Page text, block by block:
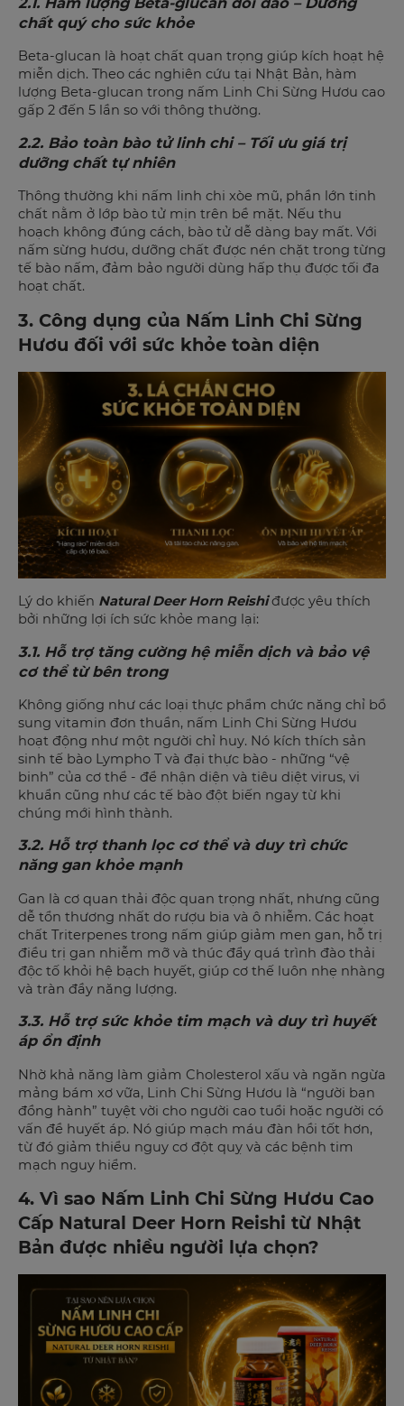
chất quý cho sức khỏe
Beta-glucan là hoạt chất quan trọng giúp kích hoạt hệ
miễn dịch. Theo các nghiên cứu tại Nhật Bản, hàm
lượng Beta-glucan trong nấm Linh Chi Sừng Hươu cao
gấp 2 đến 5 lần so với thông thường.
2.2. Bảo toàn bào tử linh chi – Tối ưu giá trị
dưỡng chất tự nhiên
Thông thường khi nấm linh chi xòe mũ, phần lớn tinh
chất nằm ở lớp bào tử mịn trên bề mặt. Nếu thu
hoạch không đúng cách, bào tử dễ dàng bay mất. Với
nấm sừng hươu, dưỡng chất được nén chặt trong từng
tế bào nấm, đảm bảo người dùng hấp thụ được tối đa
hoạt chất.
3. Công dụng của Nấm Linh Chi Sừng
Hươu đối với sức khỏe toàn diện
Lý do khiến Natural Deer Horn Reishi được yêu thích
bởi những lợi ích sức khỏe mang lại:
3.1. Hỗ trợ tăng cường hệ miễn dịch và bảo vệ
cơ thể từ bên trong
Không giống như các loại thực phẩm chức năng chỉ bổ
sung vitamin đơn thuần, nấm Linh Chi Sừng Hươu
hoạt động như một người chỉ huy. Nó kích thích sản
sinh tế bào Lympho T và đại thực bào - những “vệ
binh” của cơ thể - để nhận diện và tiêu diệt virus, vi
khuẩn cũng như các tế bào đột biến ngay từ khi
chúng mới hình thành.
3.2. Hỗ trợ thanh lọc cơ thể và duy trì chức
năng gan khỏe mạnh
Gan là cơ quan thải độc quan trọng nhất, nhưng cũng
dễ tổn thương nhất do rượu bia và ô nhiễm. Các hoạt
chất Triterpenes trong nấm giúp giảm men gan, hỗ trị
điều trị gan nhiễm mỡ và thúc đẩy quá trình đào thải
độc tố khỏi hệ bạch huyết, giúp cơ thế luôn nhẹ nhàng
và tràn đầy năng lượng.
3.3. Hỗ trợ sức khỏe tim mạch và duy trì huyết
áp ổn định
Nhờ khả năng làm giảm Cholesterol xấu và ngăn ngừa
mảng bám xơ vữa, Linh Chi Sừng Hươu là “người bạn
đồng hành” tuyệt vời cho người cao tuổi hoặc người có
vấn đề huyết áp. Nó giúp mạch máu đàn hồi tốt hơn,
từ đó giảm thiểu nguy cơ đột quỵ và các bệnh tim
mạch nguy hiểm.
4. Vì sao Nấm Linh Chi Sừng Hươu Cao
Cấp Natural Deer Horn Reishi từ Nhật
Bản được nhiều người lựa chọn?